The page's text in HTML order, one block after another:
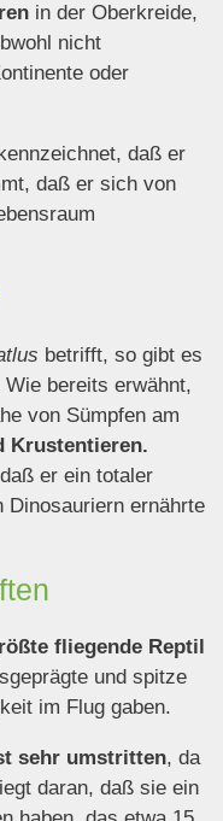
in der Oberkreide,
nicht
oder
daß er
daß er sich von
betrifft, so gibt es
bereits erwähnt,
von Sümpfen am
Krustentieren.
er ein totaler
ernährte
fliegende Reptil
und spitze
im Flug gaben.
sehr umstritten, da
daran, daß sie ein